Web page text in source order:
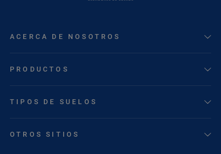
ACERCA DE NOSOTROS
PRODUCTOS
TIPOS DE SUELOS
OTROS SITIOS